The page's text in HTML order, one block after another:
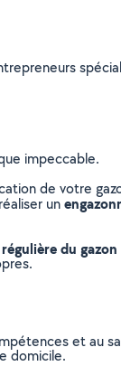
impeccable.
de votre
un
du gazon
et au
domicile.